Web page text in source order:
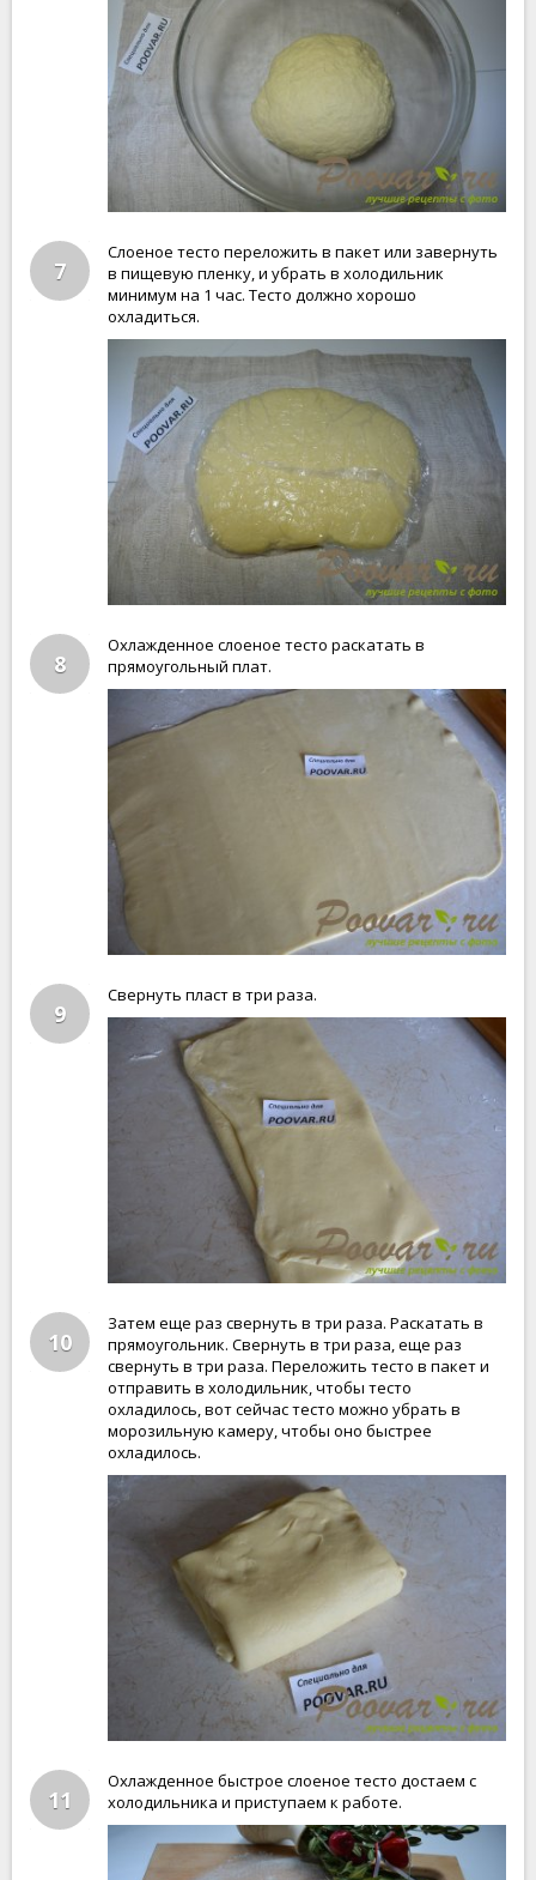
7
Слоеное тесто переложить в пакет или завернуть
в пищевую пленку, и убрать в холодильник
минимум на 1 час. Тесто должно хорошо
охладиться.
8
Охлажденное слоеное тесто раскатать в
прямоугольный плат.
9
Свернуть пласт в три раза.
10
Затем еще раз свернуть в три раза. Раскатать в
прямоугольник. Свернуть в три раза, еще раз
свернуть в три раза. Переложить тесто в пакет и
отправить в холодильник, чтобы тесто
охладилось, вот сейчас тесто можно убрать в
морозильную камеру, чтобы оно быстрее
охладилось.
11
Охлажденное быстрое слоеное тесто достаем с
холодильника и приступаем к работе.